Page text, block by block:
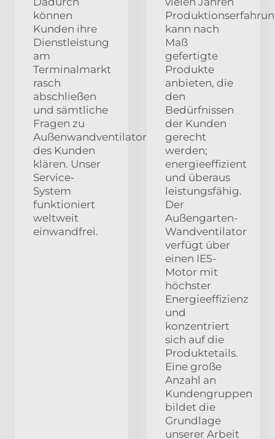
können
Kunden ihre
Dienstleistung
am
Terminalmarkt
rasch
abschließen
und sämtliche
Fragen zu
Außenwandventilatoren
des Kunden
klären. Unser
Service-
System
funktioniert
weltweit
einwandfrei.
kann nach
Maß
gefertigte
Produkte
anbieten, die
den
Bedürfnissen
der Kunden
gerecht
werden;
energieeffizient
und überaus
leistungsfähig.
Der
Außengarten-
Wandventilator
verfügt über
einen IE5-
Motor mit
höchster
Energieeffizienz
und
konzentriert
sich auf die
Produktetails.
Eine große
Anzahl an
Kundengruppen
bildet die
Grundlage
unserer Arbeit